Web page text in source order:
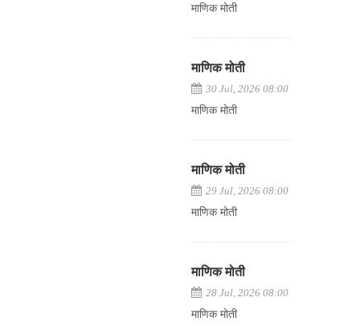
माणिक मोती
माणिक मोती
30 Jul, 2026 08:00
माणिक मोती
माणिक मोती
29 Jul, 2026 08:00
माणिक मोती
माणिक मोती
28 Jul, 2026 08:00
माणिक मोती